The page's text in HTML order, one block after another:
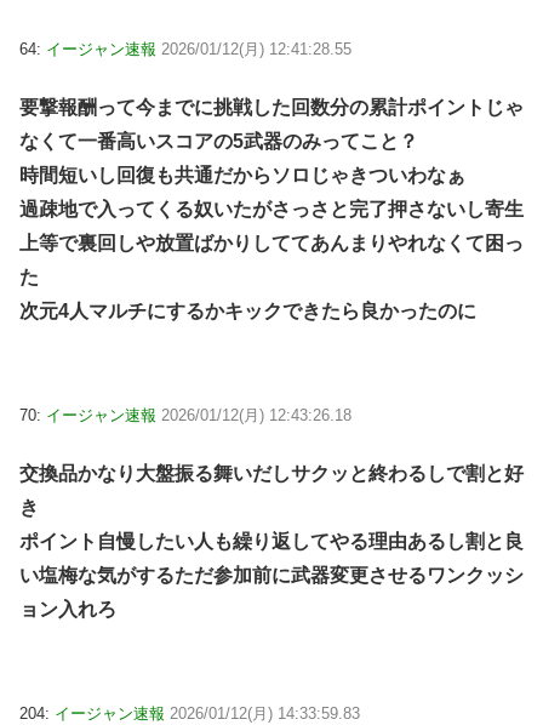
64: イージャン速報 2026/01/12(月) 12:41:28.55
要撃報酬って今までに挑戦した回数分の累計ポイントじゃ
なくて一番高いスコアの5武器のみってこと？
時間短いし回復も共通だからソロじゃきついわなぁ
過疎地で入ってくる奴いたがさっさと完了押さないし寄生
上等で裏回しや放置ばかりしててあんまりやれなくて困っ
た
次元4人マルチにするかキックできたら良かったのに
70: イージャン速報 2026/01/12(月) 12:43:26.18
交換品かなり大盤振る舞いだしサクッと終わるしで割と好
き
ポイント自慢したい人も繰り返してやる理由あるし割と良
い塩梅な気がするただ参加前に武器変更させるワンクッシ
ョン入れろ
204: イージャン速報 2026/01/12(月) 14:33:59.83